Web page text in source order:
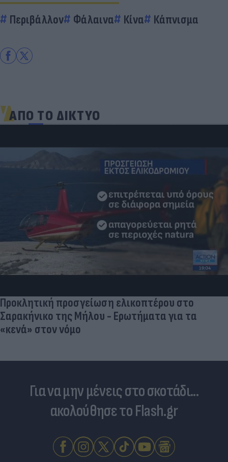
Περιβάλλον Φάλαινα Κίνα Κάπνισμα
ΑΠΟ ΤΟ ΔΙΚΤΥΟ
Προκλητική προσγείωση ελικοπτέρου στο
Σαρακήνικο της Μήλου - Ερωτήματα για τα
«κενά» στον νόμο
Για να μην μένεις στο σκοτάδι...
ακολούθησε το Flash.gr